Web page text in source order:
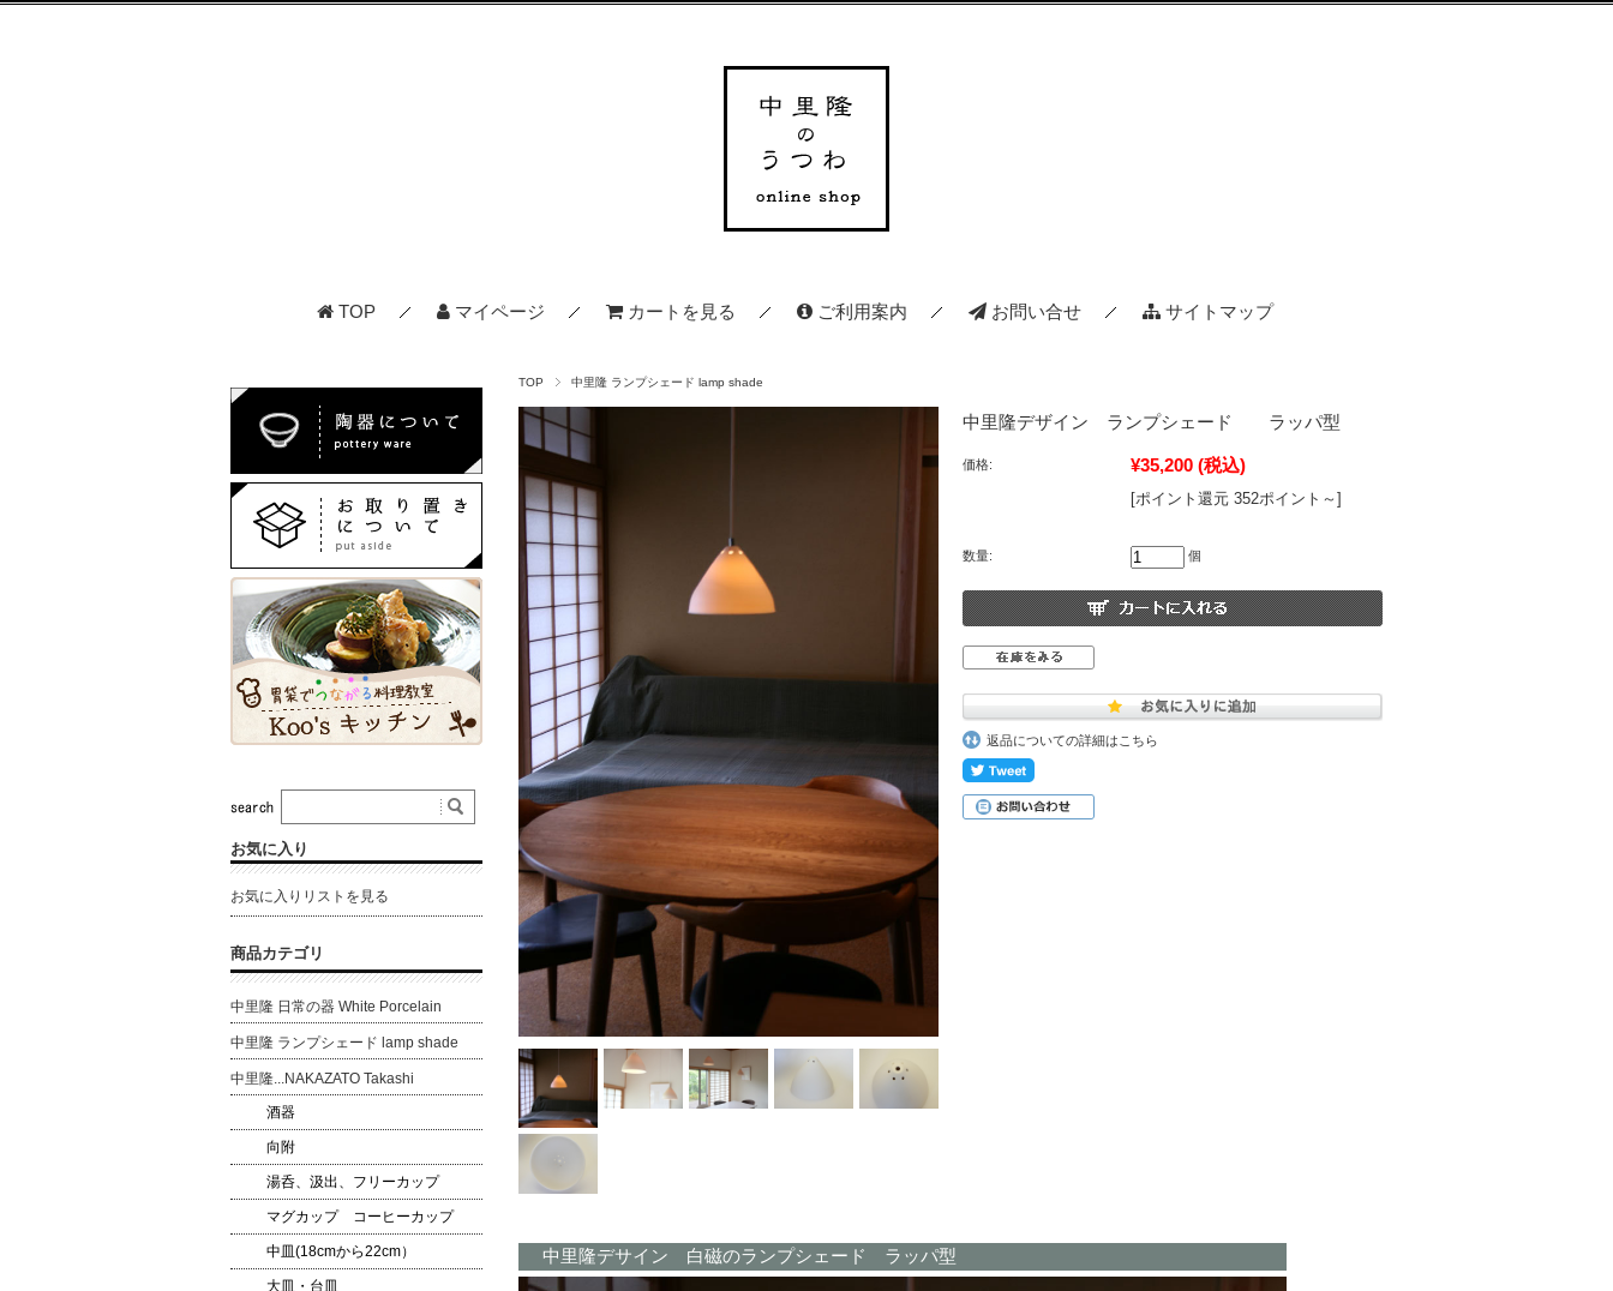
TOP マイページ カートを見る ご利用案内 お問い合せ サイトマップ
TOP 中里隆 ランプシェード lamp shade
中里隆デザイン ランプシェード ラッパ型
価格: ¥35,200 (税込)
[ポイント還元 352ポイント～]
数量: 個
返品についての詳細はこちら
中里隆デサイン 白磁のランプシェード ラッパ型
お気に入り
お気に入りリストを見る
商品カテゴリ
中里隆 日常の器 White Porcelain
中里隆 ランプシェード lamp shade
中里隆...NAKAZATO Takashi
酒器
向附
湯呑、汲出、フリーカップ
マグカップ コーヒーカップ
中皿(18cmから22cm）
大皿・台皿